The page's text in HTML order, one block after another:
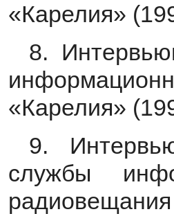
«Карелия»
8.
«Карелия»
9.
службы